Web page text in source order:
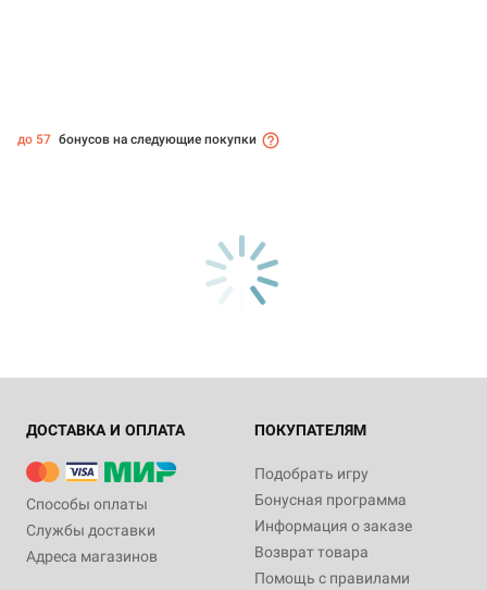
до 57 бонусов на следующие покупки
ДОСТАВКА И ОПЛАТА
Способы оплаты
Службы доставки
Адреса магазинов
ПОКУПАТЕЛЯМ
Подобрать игру
Бонусная программа
Информация о заказе
Возврат товара
Помощь с правилами